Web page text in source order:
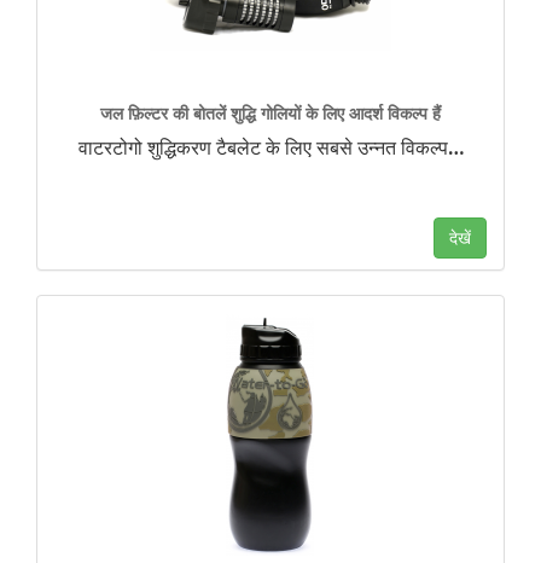
जल फ़िल्टर की बोतलें शुद्धि गोलियों के लिए आदर्श विकल्प हैं
वाटरटोगो शुद्धिकरण टैबलेट के लिए सबसे उन्नत विकल्प…
देखें